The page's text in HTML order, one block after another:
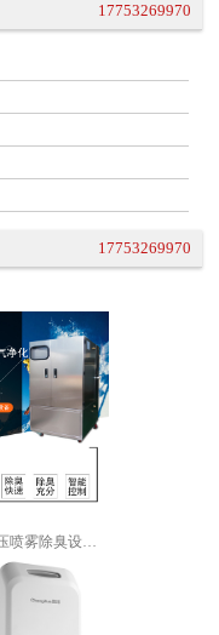
17753269970
17753269970
供应高压喷雾除臭设备 工厂车间除味支...